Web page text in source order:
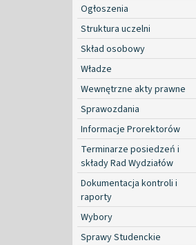
Ogłoszenia
Struktura uczelni
Skład osobowy
Władze
Wewnętrzne akty prawne
Sprawozdania
Informacje Prorektorów
Terminarze posiedzeń i
składy Rad Wydziałów
Dokumentacja kontroli i
raporty
Wybory
Sprawy Studenckie